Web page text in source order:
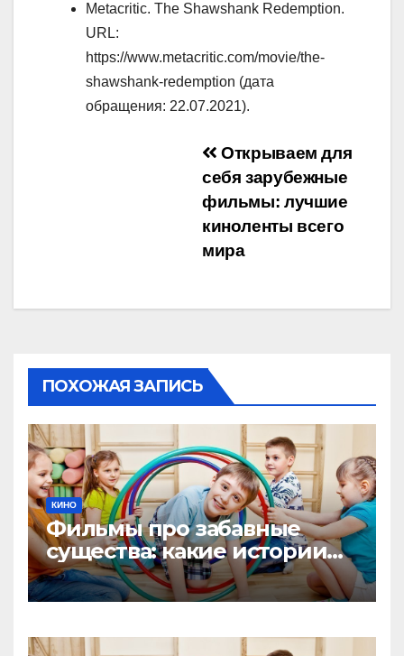
Metacritic. The Shawshank Redemption.
URL:
https://www.metacritic.com/movie/the-
shawshank-redemption (дата
обращения: 22.07.2021).
Навигация
Открываем для
себя зарубежные
фильмы: лучшие
киноленты всего
мира
ПОХОЖАЯ ЗАПИСЬ
КИНО
Фильмы про забавные
существа: какие истории
помогут детям заглянуть в
необычный мир